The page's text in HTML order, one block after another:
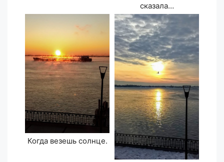
сказала…
Когда везешь солнце.